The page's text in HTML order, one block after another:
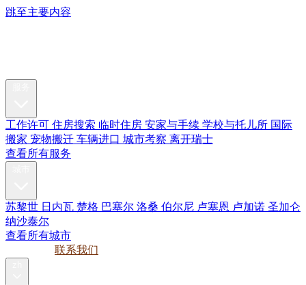
跳至主要内容
工作许可 住房搜索 临时住房 安家与手续 学校与托儿所 国际
搬家 宠物搬迁 车辆进口 城市考察 离开瑞士
查看所有服务
苏黎世 日内瓦 楚格 巴塞尔 洛桑 伯尔尼 卢塞恩 卢加诺 圣加仑
纳沙泰尔
查看所有城市
联系我们